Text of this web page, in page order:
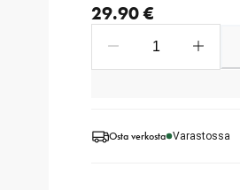
29.90 €
Osta verkosta Varastossa